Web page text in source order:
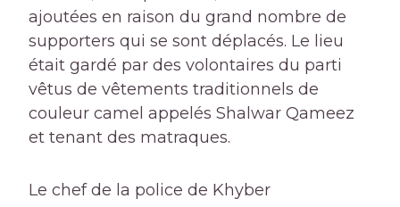
ajoutées en raison du grand nombre de
supporters qui se sont déplacés. Le lieu
était gardé par des volontaires du parti
vêtus de vêtements traditionnels de
couleur camel appelés Shalwar Qameez
et tenant des matraques.
Le chef de la police de Khyber